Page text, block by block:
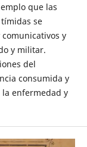
que las
se
y
y militar.
del
consumida y
enfermedad y